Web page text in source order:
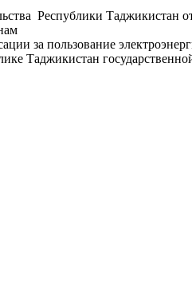
Республики Таджикистан
за пользование
Таджикистан